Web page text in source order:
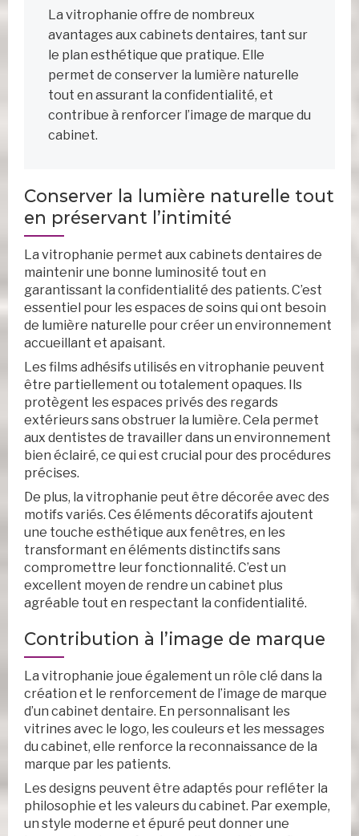
La vitrophanie offre de nombreux
avantages aux cabinets dentaires, tant sur
le plan esthétique que pratique. Elle
permet de conserver la lumière naturelle
tout en assurant la confidentialité, et
contribue à renforcer l’image de marque du
cabinet.
Conserver la lumière naturelle tout
en préservant l’intimité
La vitrophanie permet aux cabinets dentaires de
maintenir une bonne luminosité tout en
garantissant la confidentialité des patients. C’est
essentiel pour les espaces de soins qui ont besoin
de lumière naturelle pour créer un environnement
accueillant et apaisant.
Les films adhésifs utilisés en vitrophanie peuvent
être partiellement ou totalement opaques. Ils
protègent les espaces privés des regards
extérieurs sans obstruer la lumière. Cela permet
aux dentistes de travailler dans un environnement
bien éclairé, ce qui est crucial pour des procédures
précises.
De plus, la vitrophanie peut être décorée avec des
motifs variés. Ces éléments décoratifs ajoutent
une touche esthétique aux fenêtres, en les
transformant en éléments distinctifs sans
compromettre leur fonctionnalité. C’est un
excellent moyen de rendre un cabinet plus
agréable tout en respectant la confidentialité.
Contribution à l’image de marque
La vitrophanie joue également un rôle clé dans la
création et le renforcement de l’image de marque
d’un cabinet dentaire. En personnalisant les
vitrines avec le logo, les couleurs et les messages
du cabinet, elle renforce la reconnaissance de la
marque par les patients.
Les designs peuvent être adaptés pour refléter la
philosophie et les valeurs du cabinet. Par exemple,
un style moderne et épuré peut donner une